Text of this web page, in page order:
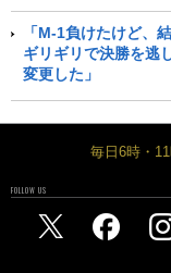
「M-1負けたけど、
ギリギリで決勝を逃
変更した」
毎日6時・
FOLLOW US